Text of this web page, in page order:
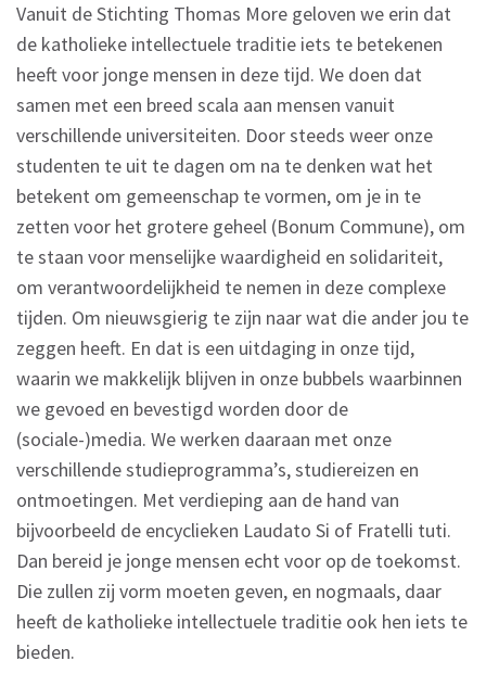
Vanuit de Stichting Thomas More geloven we erin dat
de katholieke intellectuele traditie iets te betekenen
heeft voor jonge mensen in deze tijd. We doen dat
samen met een breed scala aan mensen vanuit
verschillende universiteiten. Door steeds weer onze
studenten te uit te dagen om na te denken wat het
betekent om gemeenschap te vormen, om je in te
zetten voor het grotere geheel (Bonum Commune), om
te staan voor menselijke waardigheid en solidariteit,
om verantwoordelijkheid te nemen in deze complexe
tijden. Om nieuwsgierig te zijn naar wat die ander jou te
zeggen heeft. En dat is een uitdaging in onze tijd,
waarin we makkelijk blijven in onze bubbels waarbinnen
we gevoed en bevestigd worden door de
(sociale-)media. We werken daaraan met onze
verschillende studieprogramma’s, studiereizen en
ontmoetingen. Met verdieping aan de hand van
bijvoorbeeld de encyclieken Laudato Si of Fratelli tuti.
Dan bereid je jonge mensen echt voor op de toekomst.
Die zullen zij vorm moeten geven, en nogmaals, daar
heeft de katholieke intellectuele traditie ook hen iets te
bieden.